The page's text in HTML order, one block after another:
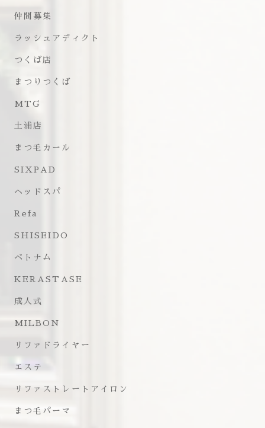
仲間募集
ラッシュアディクト
つくば店
まつりつくば
MTG
土浦店
まつ毛カール
SIXPAD
ヘッドスパ
Refa
SHISEIDO
ベトナム
KERASTASE
成人式
MILBON
リファドライヤー
エステ
リファストレートアイロン
まつ毛パーマ